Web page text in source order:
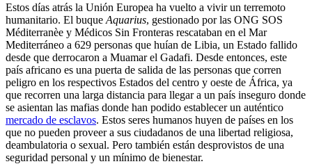
Estos días atrás la Unión Europea ha vuelto a vivir un terremoto
humanitario. El buque Aquarius, gestionado por las ONG SOS
Méditerranèe y Médicos Sin Fronteras rescataban en el Mar
Mediterráneo a 629 personas que huían de Libia, un Estado fallido
desde que derrocaron a Muamar el Gadafi. Desde entonces, este
país africano es una puerta de salida de las personas que corren
peligro en los respectivos Estados del centro y oeste de África, ya
que recorren una larga distancia para llegar a un país inseguro donde
se asientan las mafias donde han podido establecer un auténtico
mercado de esclavos. Estos seres humanos huyen de países en los
que no pueden proveer a sus ciudadanos de una libertad religiosa,
deambulatoria o sexual. Pero también están desprovistos de una
seguridad personal y un mínimo de bienestar.